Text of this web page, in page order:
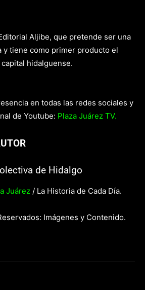
Aljibe, que pretende ser una
y tiene como primer producto el
hidalguense.
en todas las redes sociales y
de Youtube: Plaza Juárez TV.
de Hidalgo
Juárez / La Historia de Cada Día.
Imágenes y Contenido.